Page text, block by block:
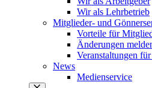
Wir als Lehrbetrieb
Mitglieder- und
Vorteile für
Änderungen
Veranstaltungen
News
Medienservice